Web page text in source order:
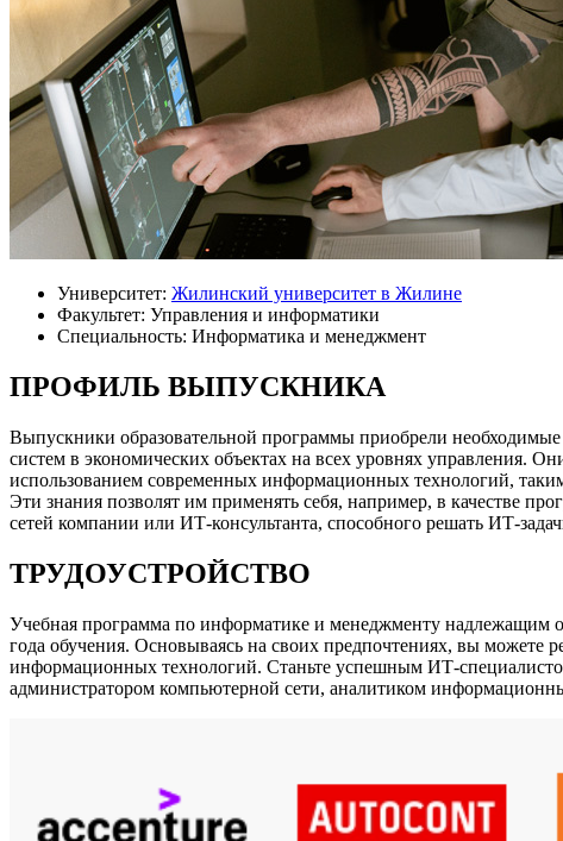
Университет: Жилинский университет в Жилине
Факультет: Управления и информатики
Специальность: Информатика и менеджмент
ПРОФИЛЬ ВЫПУСКНИКА
Выпускники образовательной программы приобрели
систем в экономических объектах на всех уровнях управления.
использованием современных информационных технологий,
Эти знания позволят им применять себя, например, в качестве
сетей компании или ИТ-консультанта, способного решать ИТ-
ТРУДОУСТРОЙСТВО
Учебная программа по информатике и менеджменту надлежащим
года обучения. Основываясь на своих предпочтениях, вы можете
информационных технологий. Станьте успешным ИТ-
администратором компьютерной сети, аналитиком